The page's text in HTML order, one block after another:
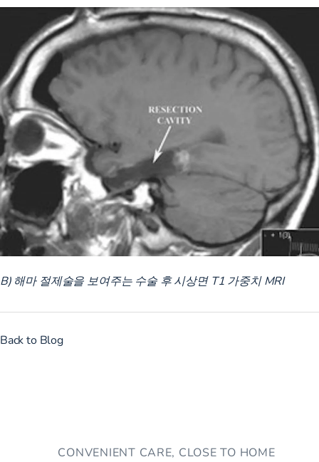
B) 해마 절제술을 보여주는 수술 후 시상면 T1 가중치 MRI
Back to Blog
CONVENIENT CARE, CLOSE TO HOME